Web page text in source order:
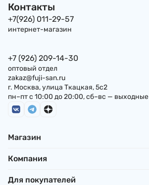
Контакты
+7(926) 011-29-57
интернет-магазин
+7 (926) 209-14-30
оптовый отдел
zakaz@fuji-san.ru
г. Москва, улица Ткацкая, 5с2
пн–пт с 10:00 до 20:00, сб–вс — выходные
Магазин
Компания
Для покупателей